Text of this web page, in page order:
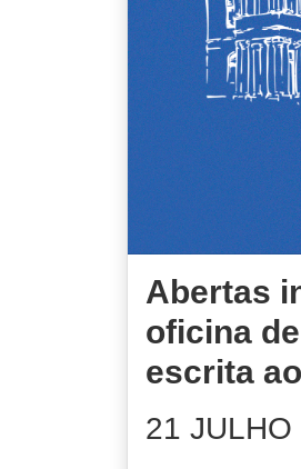
Abertas
oficina
escrita
21